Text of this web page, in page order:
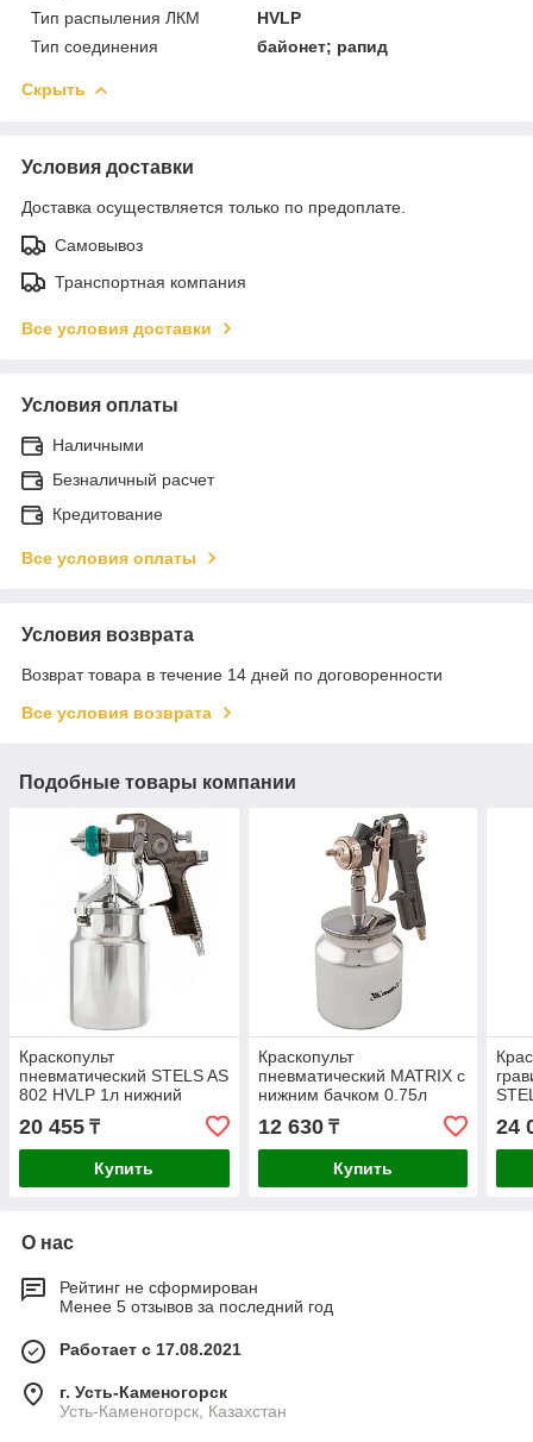
Тип распыления ЛКМ
HVLP
Тип соединения
байонет; рапид
Скрыть
Условия доставки
Доставка осуществляется только по предоплате.
Самовывоз
Транспортная компания
Все условия доставки
Условия оплаты
Наличными
Безналичный расчет
Кредитование
Все условия оплаты
Условия возврата
Возврат товара в течение 14 дней по договоренности
Все условия возврата
Подобные товары компании
Краскопульт
пневматический STELS AS
802 HVLP 1л нижний
бачок 57366
20 455 ₸
Купить
Краскопульт
пневматический MATRIX с
нижним бачком 0.75л
12 630₸
Купить
24
О нас
Рейтинг не сформирован
Менее 5 отзывов за последний год
Работает с 17.08.2021
г. Усть-Каменогорск
Усть-Каменогорск, Казахстан